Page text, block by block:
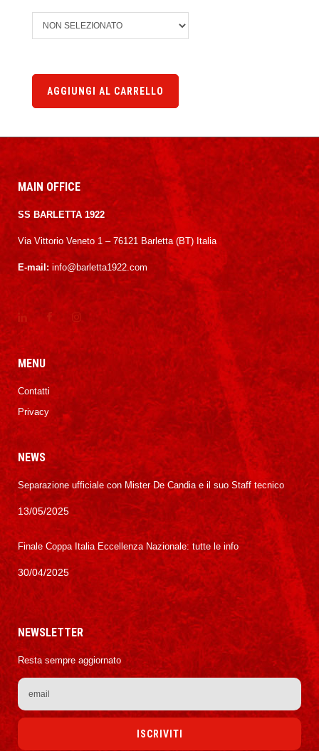
AGGIUNGI AL CARRELLO
MAIN OFFICE
SS BARLETTA 1922
Via Vittorio Veneto 1 – 76121 Barletta (BT) Italia
E-mail: info@barletta1922.com
MENU
Contatti
Privacy
NEWS
Separazione ufficiale con Mister De Candia e il suo Staff tecnico
13/05/2025
Finale Coppa Italia Eccellenza Nazionale: tutte le info
30/04/2025
NEWSLETTER
Resta sempre aggiornato